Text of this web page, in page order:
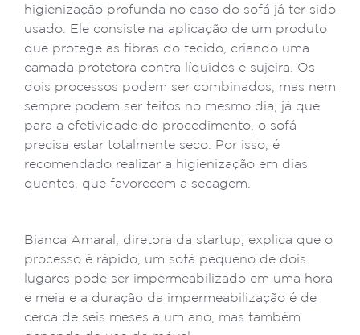
higienização profunda no caso do sofá já ter sido
usado. Ele consiste na aplicação de um produto
que protege as fibras do tecido, criando uma
camada protetora contra líquidos e sujeira. Os
dois processos podem ser combinados, mas nem
sempre podem ser feitos no mesmo dia, já que
para a efetividade do procedimento, o sofá
precisa estar totalmente seco. Por isso, é
recomendado realizar a higienização em dias
quentes, que favorecem a secagem.
Bianca Amaral, diretora da startup, explica que o
processo é rápido, um sofá pequeno de dois
lugares pode ser impermeabilizado em uma hora
e meia e a duração da impermeabilização é de
cerca de seis meses a um ano, mas também